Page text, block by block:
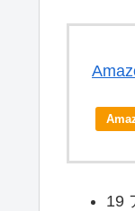
19